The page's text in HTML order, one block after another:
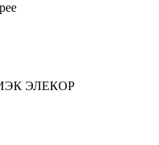
ИЭК ЭЛЕКОР